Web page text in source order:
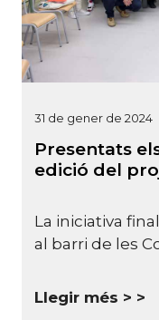
31 de gener de 2024
Presentats
edició del
La iniciativa
al barri de les
Llegir més >